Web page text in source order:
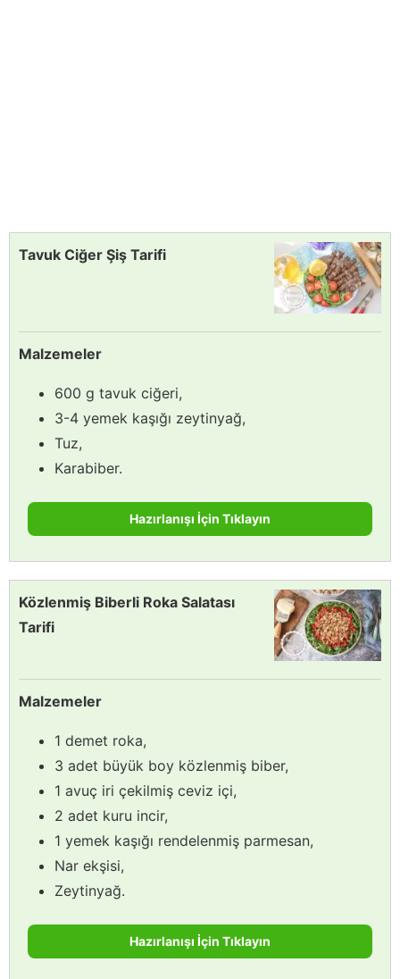
Tavuk Ciğer Şiş Tarifi
Malzemeler
600 g tavuk ciğeri,
3-4 yemek kaşığı zeytinyağ,
Tuz,
Karabiber.
Hazırlanışı İçin Tıklayın
Közlenmiş Biberli Roka Salatası
Tarifi
Malzemeler
1 demet roka,
3 adet büyük boy közlenmiş biber,
1 avuç iri çekilmiş ceviz içi,
2 adet kuru incir,
1 yemek kaşığı rendelenmiş parmesan,
Nar ekşisi,
Zeytinyağ.
Hazırlanışı İçin Tıklayın